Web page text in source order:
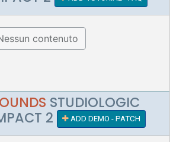
contenuto
STUDIOLOGIC
2
ADD DEMO - PATCH